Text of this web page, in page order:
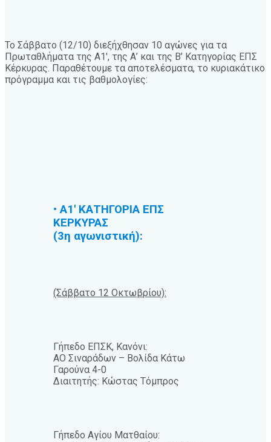
Το Σάββατο (12/10) διεξήχθησαν 10 αγώνες για τα
Πρωταθλήματα της Α1′, της Α’ και της Β’ Κατηγορίας ΕΠΣ
Κέρκυρας. Παραθέτουμε τα αποτελέσματα, το κυριακάτικο
πρόγραμμα και τις βαθμολογίες:
• Α1′ ΚΑΤΗΓΟΡΙΑ ΕΠΣ
ΚΕΡΚΥΡΑΣ
(3η αγωνιστική):
(Σάββατο 12 Οκτωβρίου):
Γήπεδο ΕΠΣΚ, Κανόνι:
ΑΟ Σιναράδων – Βολίδα Κάτω
Γαρούνα 4-0
Διαιτητής: Κώστας Τόμπρος
Γήπεδο Αγίου Ματθαίου: